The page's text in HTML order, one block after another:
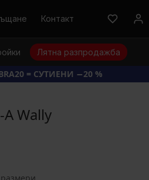
Контакт
Лятна разпродажба
= СУТИЕНИ −20 %
Wally